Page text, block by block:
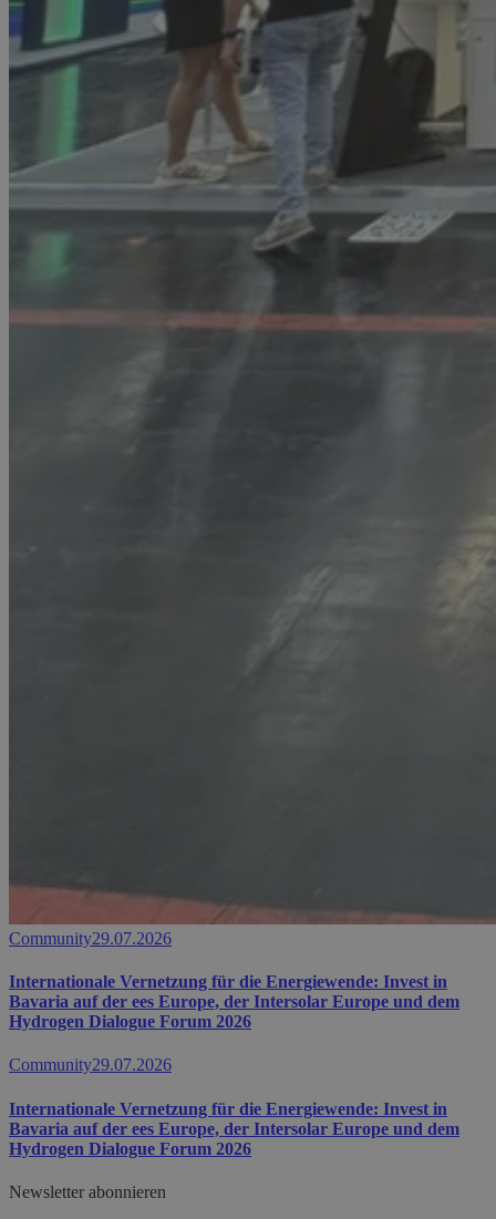
Community29.07.2026
Internationale Vernetzung für die Energiewende: Invest in
Bavaria auf der ees Europe, der Intersolar Europe und dem
Hydrogen Dialogue Forum 2026
Community29.07.2026
Internationale Vernetzung für die Energiewende: Invest in
Bavaria auf der ees Europe, der Intersolar Europe und dem
Hydrogen Dialogue Forum 2026
Newsletter abonnieren